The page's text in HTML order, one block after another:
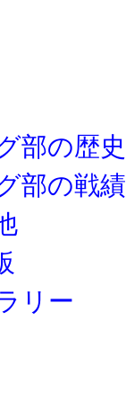
部の歴史
部の戦績
リー